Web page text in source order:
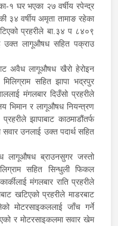
१ घर भएका २७ वर्षीय रपेन्द्र
३४ वर्षीय अमृता तामाङ रहेका
प्रहरीले बा.३४ प ८४०९
उक्त लागूऔषध सहित पक्राउ
अवैध लागूऔषध खैरो हेरोइन
सहित झापा भद्रपुर
मंगलबार दिउँसो प्रहरीले
भिमान र लागूऔषध नियन्त्रण
झापाबाट काठमाडौंतर्फ
उनलाई उक्त पदार्थ सहित
लागूऔषध ब्राउनसुगर जस्तो
सहित सिन्धुली फिकल
मंगलबार राति प्रहरीले
खटिएको प्रहरीले माडरबाट
मोटरसाइकललाई जाँच गर्ने
र मोटरसाइकलमा सवार खेम